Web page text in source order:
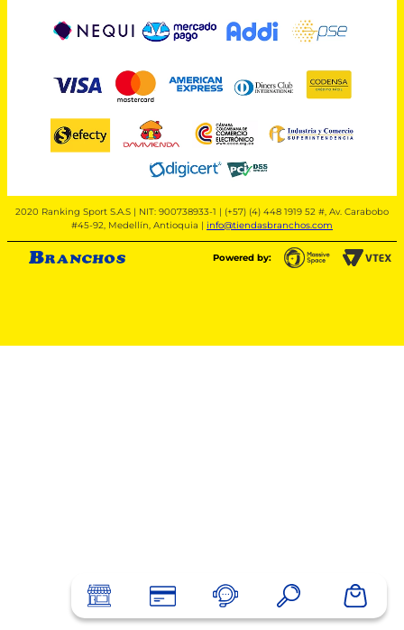
2020 Ranking Sport S.A.S | NIT: 900738933-1 | (+57) (4) 448 1919 52 #, Av. Carabobo
#45-92, Medellín, Antioquia | info@tiendasbranchos.com
Powered by: